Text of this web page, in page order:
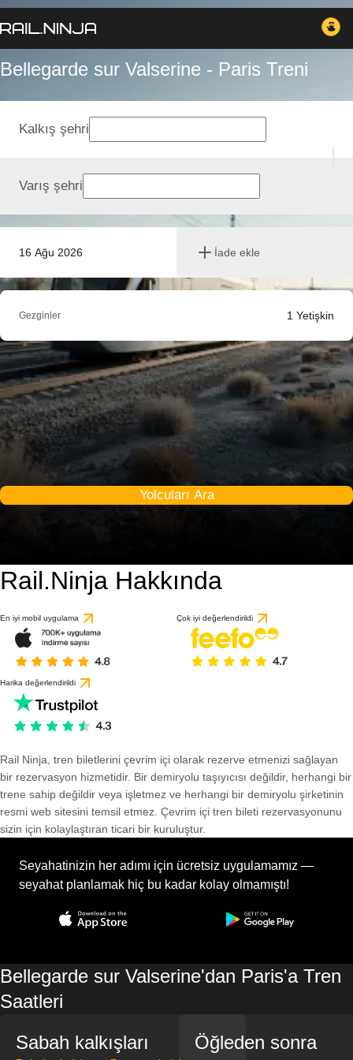
Bellegarde sur Valserine - Paris Treni
16 Ağu 2026 İade ekle
Kalkış şehri
Varış şehri
Gezginler 1 Yetişkin
Yolcuları Ara
Rail.Ninja Hakkında
En iyi mobil uygulama Çok iyi değerlendirildi
Harika değerlendirildi
Rail Ninja, tren biletlerini çevrim içi olarak rezerve etmenizi sağlayan
bir rezervasyon hizmetidir. Bir demiryolu taşıyıcısı değildir, herhangi bir
trene sahip değildir veya işletmez ve herhangi bir demiryolu şirketinin
resmi web sitesini temsil etmez. Çevrim içi tren bileti rezervasyonunu
sizin için kolaylaştıran ticari bir kuruluştur.
Seyahatinizin her adımı için ücretsiz uygulamamız —
seyahat planlamak hiç bu kadar kolay olmamıştı!
Bellegarde sur Valserine'dan Paris'a Tren
Saatleri
Sabah kalkışları
Öğleden sonra